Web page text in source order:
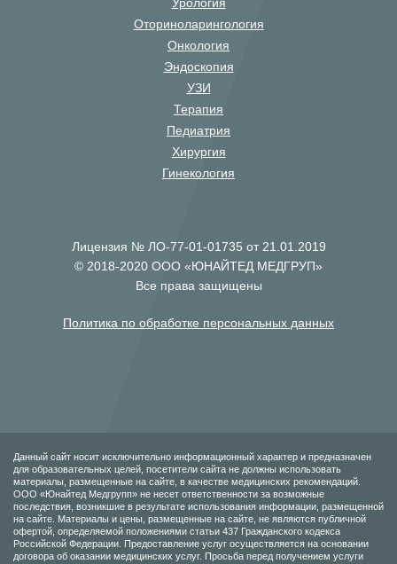
Оториноларингология
Онкология
Эндоскопия
УЗИ
Терапия
Педиатрия
Хирургия
Гинекология
Лицензия № ЛО-77-01-01735 от 21.01.2019
© 2018-2020 ООО «ЮНАЙТЕД МЕДГРУП»
Все права защищены
Политика по обработке персональных данных
Данный сайт носит исключительно информационный характер и предназначен
для образовательных целей, посетители сайта не должны использовать
материалы, размещенные на сайте, в качестве медицинских рекомендаций.
ООО «Юнайтед Медгрупп» не несет ответственности за возможные
последствия, возникшие в результате использования информации, размещенной
на сайте. Материалы и цены, размещенные на сайте, не являются публичной
офертой, определяемой положениями статьи 437 Гражданского кодекса
Российской Федерации. Предоставление услуг осуществляется на основании
договора об оказании медицинских услуг. Просьба перед получением услуги